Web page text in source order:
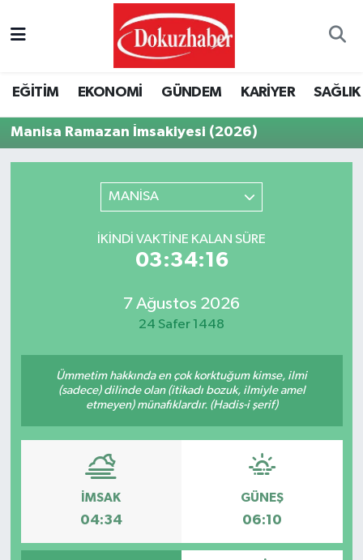
EĞİTİM EKONOMİ GÜNDEM KARİYER SAĞLIK
Manisa Ramazan İmsakiyesi (2026)
MANİSA
İKINDI VAKTINE KALAN SÜRE
03:34:16
7 Ağustos 2026
24 Safer 1448
Ümmetim hakkında en çok korktuğum kimse, ilmi
(sadece) dilinde olan (itikadı bozuk, ilmiyle amel
etmeyen) münafıklardır. (Hadis-i şerif)
İMSAK
04:34
GÜNEŞ
06:10
Tüm Manşetler